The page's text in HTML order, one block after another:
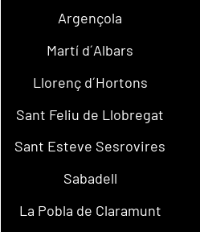
Argençola
Martí d´Albars
Llorenç d´Hortons
Sant Feliu de Llobregat
Sant Esteve Sesrovires
Sabadell
La Pobla de Claramunt